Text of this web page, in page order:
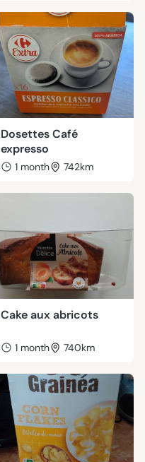
Dosettes Café
expresso
1 month 742km
Cake aux abricots
1 month 740km